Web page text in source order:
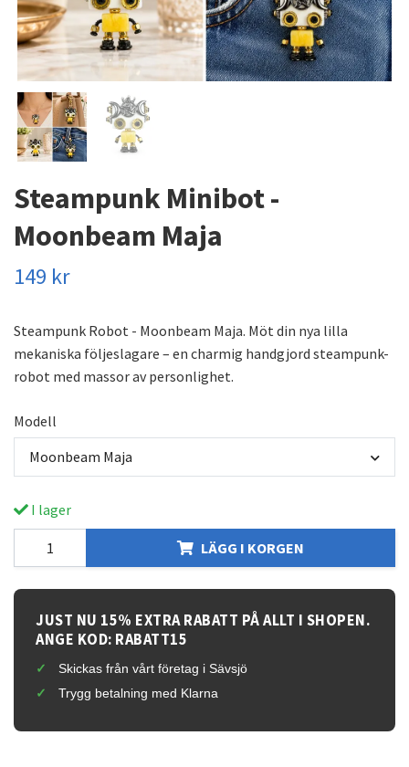
Steampunk Minibot -
Moonbeam Maja
149 kr
Steampunk Robot - Moonbeam Maja. Möt din nya lilla
mekaniska följeslagare – en charmig handgjord steampunk-
robot med massor av personlighet.
Modell
Moonbeam Maja
I lager
LÄGG I KORGEN
JUST NU 15% EXTRA RABATT PÅ ALLT I SHOPEN.
ANGE KOD: RABATT15
Skickas från vårt företag i Sävsjö
Trygg betalning med Klarna